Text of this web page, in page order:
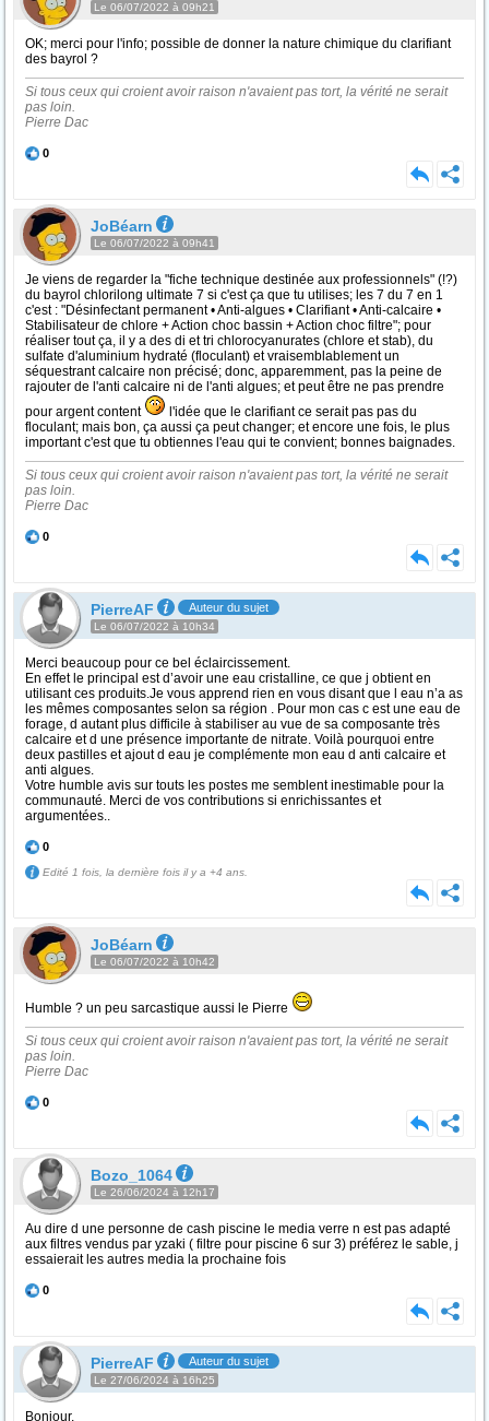
Le 06/07/2022 à 09h21
OK; merci pour l'info; possible de donner la nature chimique du clarifiant
des bayrol ?
Si tous ceux qui croient avoir raison n'avaient pas tort, la vérité ne serait
pas loin.
Pierre Dac
0
JoBéarn
Le 06/07/2022 à 09h41
Je viens de regarder la "fiche technique destinée aux professionnels" (!?)
du bayrol chlorilong ultimate 7 si c'est ça que tu utilises; les 7 du 7 en 1
c'est : "Désinfectant permanent • Anti-algues • Clarifiant • Anti-calcaire •
Stabilisateur de chlore + Action choc bassin + Action choc filtre"; pour
réaliser tout ça, il y a des di et tri chlorocyanurates (chlore et stab), du
sulfate d'aluminium hydraté (floculant) et vraisemblablement un
séquestrant calcaire non précisé; donc, apparemment, pas la peine de
rajouter de l'anti calcaire ni de l'anti algues; et peut être ne pas prendre
pour argent content
l'idée que le clarifiant ce serait pas pas du
floculant; mais bon, ça aussi ça peut changer; et encore une fois, le plus
important c'est que tu obtiennes l'eau qui te convient; bonnes baignades.
Si tous ceux qui croient avoir raison n'avaient pas tort, la vérité ne serait
pas loin.
Pierre Dac
0
PierreAF Auteur du sujet
Le 06/07/2022 à 10h34
Merci beaucoup pour ce bel éclaircissement.
En effet le principal est d’avoir une eau cristalline, ce que j obtient en
utilisant ces produits.Je vous apprend rien en vous disant que l eau n’a as
les mêmes composantes selon sa région . Pour mon cas c est une eau de
forage, d autant plus difficile à stabiliser au vue de sa composante très
calcaire et d une présence importante de nitrate. Voilà pourquoi entre
deux pastilles et ajout d eau je complémente mon eau d anti calcaire et
anti algues.
Votre humble avis sur touts les postes me semblent inestimable pour la
communauté. Merci de vos contributions si enrichissantes et
argumentées..
0
Edité 1 fois, la dernière fois il y a +4 ans.
JoBéarn
Le 06/07/2022 à 10h42
Humble ? un peu sarcastique aussi le Pierre
Si tous ceux qui croient avoir raison n'avaient pas tort, la vérité ne serait
pas loin.
Pierre Dac
0
Bozo_1064
Le 26/06/2024 à 12h17
Au dire d une personne de cash piscine le media verre n est pas adapté
aux filtres vendus par yzaki ( filtre pour piscine 6 sur 3) préférez le sable, j
essaierait les autres media la prochaine fois
0
PierreAF Auteur du sujet
Le 27/06/2024 à 16h25
Bonjour,